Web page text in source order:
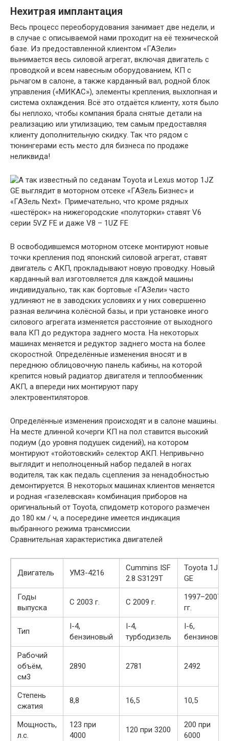
Нехитрая имплантация
Весь процесс переоборудования занимает две недели, и
в случае с описываемой нами проходит на её технической
базе. Из предоставленной клиентом «ГАЗели»
вынимается весь силовой агрегат, включая двигатель с
проводкой и всем навесным оборудованием, КП с
рычагом в салоне, а также карданный вал, родной блок
управления («МИКАС»), элементы крепления, выхлопная и
система охлаждения. Всё это отдаётся клиенту, хотя было
бы неплохо, чтобы компания брала снятые детали на
реализацию или утилизацию, тем самым предоставляя
клиенту дополнительную скидку. Так что рядом с
тюнингерами есть место для бизнеса по продаже
неликвида!
В освободившемся моторном отсеке монтируют новые
точки крепления под японский силовой агрегат, ставят
двигатель с АКП, прокладывают новую проводку. Новый
карданный вал изготовляется для каждой машины
индивидуально, так как бортовые «ГАЗели» часто
удлиняют не в заводских условиях и у них совершенно
разная величина колёсной базы, и при установке иного
силового агрегата изменяется расстояние от выходного
вала КП до редуктора заднего моста. На некоторых
машинах меняется и редуктор заднего моста на более
скоростной. Определённые изменения вносят и в
переднюю облицовочную панель кабины, на которой
крепится новый радиатор двигателя и теплообменник
АКП, а впереди них монтируют пару
электровентиляторов.
Определённые изменения происходят и в салоне машины.
На месте длинной кочерги КП на пол ставится высокий
подиум (до уровня подушек сидений), на котором
монтируют «тойотовский» селектор АКП. Непривычно
выглядит и неполноценный набор педалей в ногах
водителя, так как педаль сцепления за ненадобностью
демонтируется. В некоторых машинах клиентов меняется
и родная «газелевская» комбинация приборов на
оригинальный от Toyota, спидометр которого размечен
до 180 км / ч, а посередине имеется индикация
выбранного режима трансмиссии.
Сравнительная характеристика двигателей
Двигатель УМЗ-4216
Cummins ISF
2.8 S3129T
Toyota 1JZ-
GE
Годы
выпуска
C 2003 г. С 2009 г.
1997–2007
гг.
Тип
I-4,
бензиновый
I-4,
турбодизель
I-6,
бензиновый
Рабочий
объём,
cм3
2890 2781 2492
Степень
сжатия
8,8 16,5 10,5
Мощность,
л.с.
123 при
4000
120 при 3200
200 при
6000